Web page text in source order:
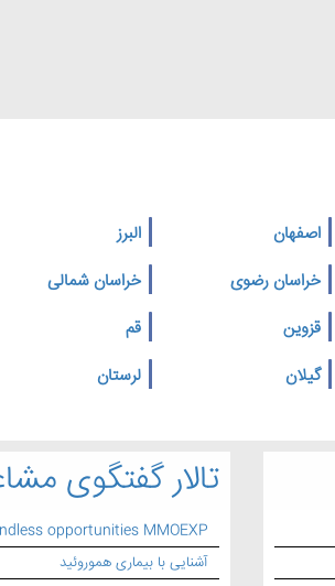
اصفهان
البرز
خراسان رضوی
خراسان شمالی
قزوین
قم
گیلان
لرستان
تالار گفتگوی
opportunities MMOEXP
آشنایی با بیماری هموروئید